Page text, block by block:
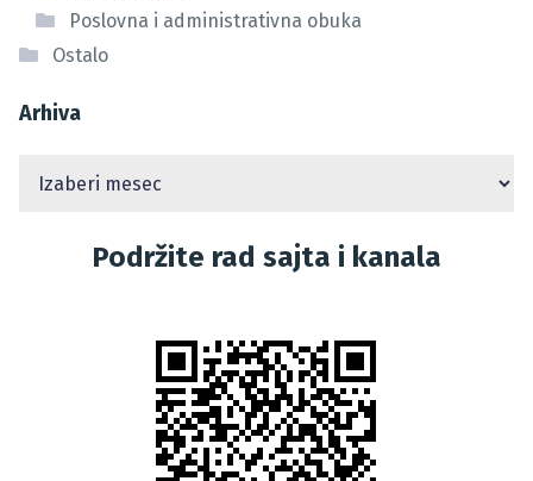
Poslovna i administrativna obuka
Ostalo
Arhiva
Podržite rad sajta i kanala